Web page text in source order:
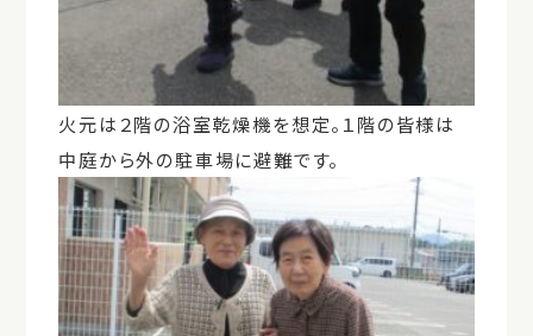
火元は２階の浴室乾燥機を想定。１階の皆様は
中庭から外の駐車場に避難です。